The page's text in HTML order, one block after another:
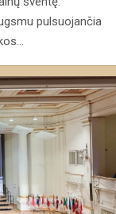
pulsuojančia